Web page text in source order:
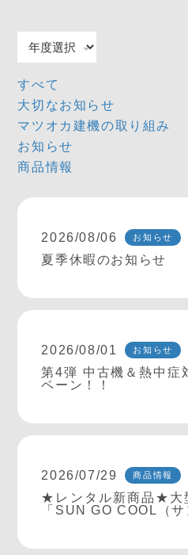
すべて
大切なお知らせ
マツオカ建機の取り組み
お知らせ
商品情報
2026/08/06 お知らせ
夏季休暇のお知らせ
2026/08/01 お知らせ
第4弾 中古機＆熱中症
ペーン！！
2026/07/29 商品情報
★レンタル新商品★大
「SUN GO COOL（サ